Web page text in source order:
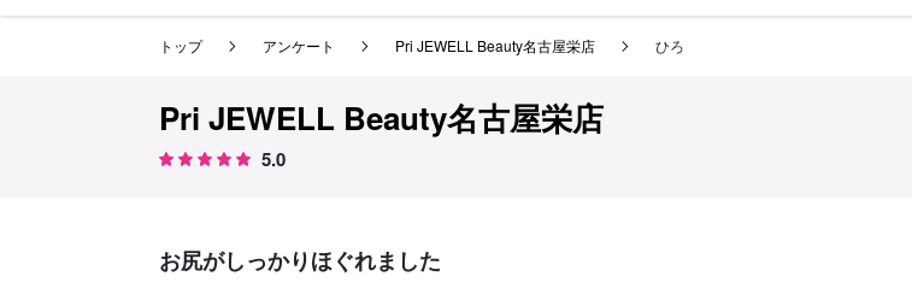
予約方法
トップ アンケート Pri JEWELL Beauty名古屋栄店 ひろ
Pri JEWELL Beauty名古屋栄店
5.0
お尻がしっかりほぐれました